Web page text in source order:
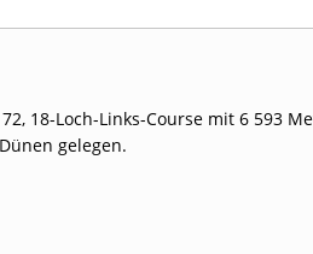
18-Loch-Links-Course mit 6 593
gelegen.